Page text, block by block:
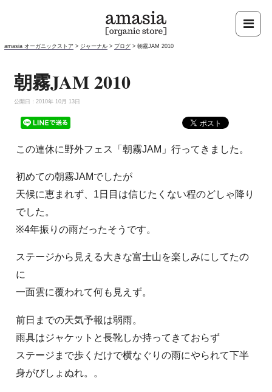
amasia オーガニックストア > ジャーナル > ブログ >朝霧JAM 2010
朝霧JAM 2010
公開日：2010年 10月 13日
この連休に野外フェス「朝霧JAM」行ってきました。
初めての朝霧JAMでしたが
天候に恵まれず、1日目は信じたくない程のどしゃ降り
でした。
※4年振りの雨だったそうです。
ステージから見える大きな富士山を楽しみにしてたの
に
一面雲に覆われて何も見えず。
前日までの天気予報は弱雨。
雨具はジャケットと長靴しか持ってきておらず
ステージまで歩くだけで横なぐりの雨にやられて下半
身がびしょぬれ。。